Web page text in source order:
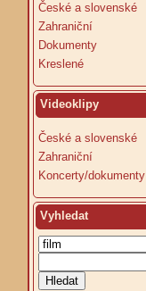
České a slovenské
Zahraniční
Dokumenty
Kreslené
Videoklipy
České a slovenské
Zahraniční
Koncerty/dokumenty
Vyhledat